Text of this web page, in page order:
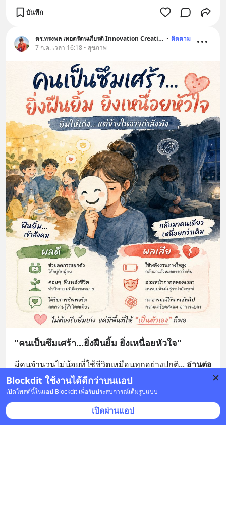
Blockdit ใช้งานได้ดีกว่าบนแอป
เปิดโพสต์นี้ในแอป Blockdit เพื่อรับประสบการณ์เต็มรูปแบบ
เปิดผ่านแอป
บันทึก
ดร.ทรงพล เทอดรัตนเกียรติ Innovation Creative • ติดตาม
7 ก.ค. เวลา 16:18 • สุขภาพ
"คนเป็นซึมเศร้า...ยิ่งฝืนยิ้ม ยิ่งเหนื่อยหัวใจ"
มีคนจำนวนไม่น้อยที่ใช้ชีวิตเหมือนทุกอย่างปกติ... อ่านต่อ
1 บันทึก
7 ก.ค. เวลา 16:06 • การศึกษา